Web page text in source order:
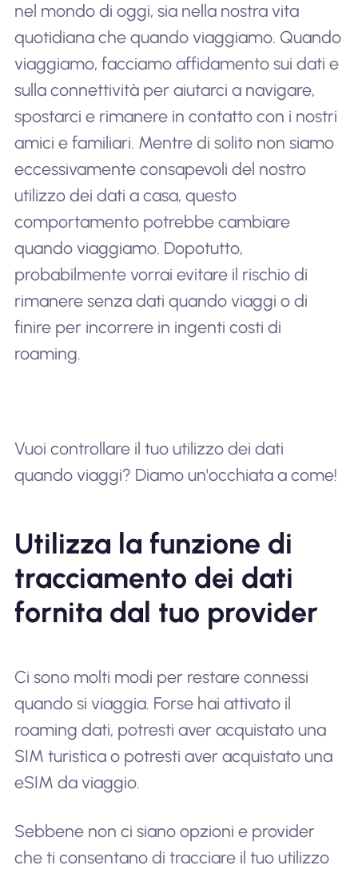
nel mondo di oggi, sia nella nostra vita
quotidiana che quando viaggiamo. Quando
viaggiamo, facciamo affidamento sui dati e
sulla connettività per aiutarci a navigare,
spostarci e rimanere in contatto con i nostri
amici e familiari. Mentre di solito non siamo
eccessivamente consapevoli del nostro
utilizzo dei dati a casa, questo
comportamento potrebbe cambiare
quando viaggiamo. Dopotutto,
probabilmente vorrai evitare il rischio di
rimanere senza dati quando viaggi o di
finire per incorrere in ingenti costi di
roaming.
Vuoi controllare il tuo utilizzo dei dati
quando viaggi? Diamo un'occhiata a come!
Utilizza la funzione di
tracciamento dei dati
fornita dal tuo provider
Ci sono molti modi per restare connessi
quando si viaggia. Forse hai attivato il
roaming dati, potresti aver acquistato una
SIM turistica o potresti aver acquistato una
eSIM da viaggio.
Sebbene non ci siano opzioni e provider
che ti consentano di tracciare il tuo utilizzo